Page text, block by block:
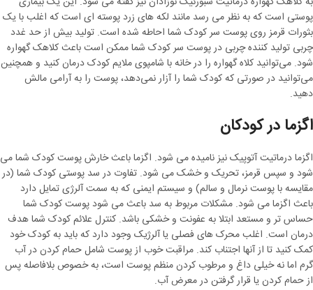
پوستی است که به نظر می رسد مانند لکه های زرد پوسته ای است که اغلب با یک
بثورات قرمز روی پوست سر کودک شما احاطه شده است. تولید بیش از حد غدد
چربی تولید کننده چربی در پوست سر کودک شما ممکن است باعث کلاهک گهواره
شود. می‌توانید کلاه گهواره را در خانه با شامپوی ملایم کودک درمان کنید و همچنین
می‌توانید در صورتی که کودک شما را آزار نمی‌دهد، پوست را به آرامی مالش
دهید.
اگزما در کودکان
اگزما درماتیت آتوپیک نیز نامیده می شود. اگزما باعث خارش پوست کودک شما می
شود و سپس قرمز، تحریک و خشک می شود. تفاوت در سد پوستی کودک شما (در
مقایسه با پوست نرمال و سالم) و سیستم ایمنی که به سمت آلرژی تمایل دارد
باعث اگزما می شود. مشکلات مربوط به سد باعث می شود پوست کودک شما
حساس تر و مستعد ابتلا به عفونت و خشکی باشد. کنترل علائم کودک شما هدف
درمان است. اغلب محرک های فصلی یا آلرژیک وجود دارد که باید به کودک خود
کمک کنید تا از آنها اجتناب کند. مراقبت خوب از پوست شامل حمام کردن در آب
گرم اما نه خیلی داغ و مرطوب کردن منظم پوست است، به خصوص بلافاصله پس
از حمام کردن یا قرار گرفتن در معرض آب.